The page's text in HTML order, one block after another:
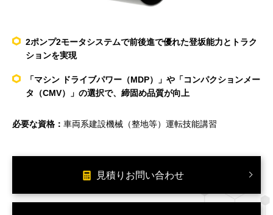
2ポンプ2モータシステムで前後進で優れた登坂能力とトラク
ションを実現
「マシン ドライブパワー（MDP）」や「コンパクションメー
タ（CMV）」の選択で、締固め品質が向上
必要な資格： 車両系建設機械（整地等）運転技能講習
見積りお問い合わせ